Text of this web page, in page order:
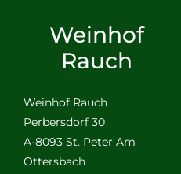
Weinhof
Rauch
Weinhof Rauch
Perbersdorf 30
A-8093 St. Peter Am
Ottersbach